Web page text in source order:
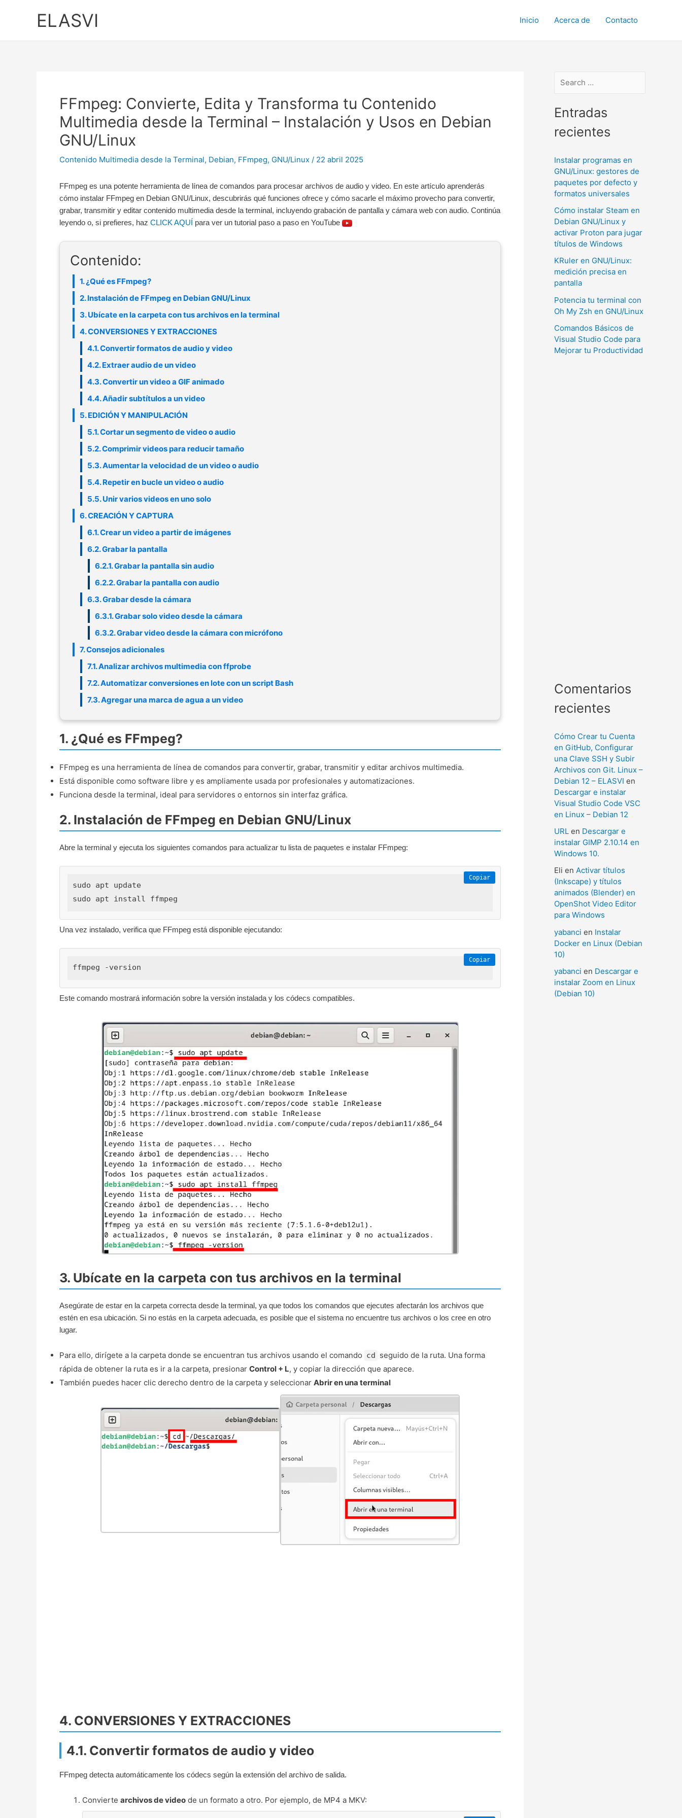
ELASVI Inicio Acerca de Contacto
FFmpeg: Convierte, Edita y Transforma tu Contenido
Multimedia desde la Terminal – Instalación y Usos en Debian
GNU/Linux
Contenido Multimedia desde la Terminal, Debian, FFmpeg, GNU/Linux / 22 abril 2025
FFmpeg es una potente herramienta de línea de comandos para procesar archivos de audio y video. En este artículo aprenderás
cómo instalar FFmpeg en Debian GNU/Linux, descubrirás qué funciones ofrece y cómo sacarle el máximo provecho para convertir,
grabar, transmitir y editar contenido multimedia desde la terminal, incluyendo grabación de pantalla y cámara web con audio. Continúa
leyendo o, si prefieres, haz CLICK AQUÍ para ver un tutorial paso a paso en YouTube
Contenido:
1. ¿Qué es FFmpeg?
2. Instalación de FFmpeg en Debian GNU/Linux
3. Ubícate en la carpeta con tus archivos en la terminal
4. CONVERSIONES Y EXTRACCIONES
4.1. Convertir formatos de audio y video
4.2. Extraer audio de un video
4.3. Convertir un video a GIF animado
4.4. Añadir subtítulos a un video
5. EDICIÓN Y MANIPULACIÓN
5.1. Cortar un segmento de video o audio
5.2. Comprimir videos para reducir tamaño
5.3. Aumentar la velocidad de un video o audio
5.4. Repetir en bucle un video o audio
5.5. Unir varios videos en uno solo
6. CREACIÓN Y CAPTURA
6.1. Crear un video a partir de imágenes
6.2. Grabar la pantalla
6.2.1. Grabar la pantalla sin audio
6.2.2. Grabar la pantalla con audio
6.3. Grabar desde la cámara
6.3.1. Grabar solo video desde la cámara
6.3.2. Grabar video desde la cámara con micrófono
7. Consejos adicionales
7.1. Analizar archivos multimedia con ffprobe
7.2. Automatizar conversiones en lote con un script Bash
7.3. Agregar una marca de agua a un video
1. ¿Qué es FFmpeg?
FFmpeg es una herramienta de línea de comandos para convertir, grabar, transmitir y editar archivos multimedia.
Está disponible como software libre y es ampliamente usada por profesionales y automatizaciones.
Funciona desde la terminal, ideal para servidores o entornos sin interfaz gráfica.
2. Instalación de FFmpeg en Debian GNU/Linux
Abre la terminal y ejecuta los siguientes comandos para actualizar tu lista de paquetes e instalar FFmpeg:
Copiar
sudo apt update
sudo apt install ffmpeg
Una vez instalado, verifica que FFmpeg está disponible ejecutando:
Copiar
ffmpeg -version
Este comando mostrará información sobre la versión instalada y los códecs compatibles.
3. Ubícate en la carpeta con tus archivos en la terminal
Asegúrate de estar en la carpeta correcta desde la terminal, ya que todos los comandos que ejecutes afectarán los archivos que
estén en esa ubicación. Si no estás en la carpeta adecuada, es posible que el sistema no encuentre tus archivos o los cree en otro
lugar.
Para ello, dirígete a la carpeta donde se encuentran tus archivos usando el comando cd seguido de la ruta. Una forma
rápida de obtener la ruta es ir a la carpeta, presionar Control + L, y copiar la dirección que aparece.
También puedes hacer clic derecho dentro de la carpeta y seleccionar Abrir en una terminal
4. CONVERSIONES Y EXTRACCIONES
4.1. Convertir formatos de audio y video
FFmpeg detecta automáticamente los códecs según la extensión del archivo de salida.
Convierte archivos de video de un formato a otro. Por ejemplo, de MP4 a MKV:
Entradas
recientes
Instalar programas en
GNU/Linux: gestores de
paquetes por defecto y
formatos universales
Cómo instalar Steam en
Debian GNU/Linux y
activar Proton para jugar
títulos de Windows
KRuler en GNU/Linux:
medición precisa en
pantalla
Potencia tu terminal con
Oh My Zsh en GNU/Linux
Comandos Básicos de
Visual Studio Code para
Mejorar tu Productividad
Comentarios
recientes
Cómo Crear tu Cuenta
en GitHub, Configurar
una Clave SSH y Subir
Archivos con Git. Linux –
Debian 12 – ELASVI en
Descargar e instalar
Visual Studio Code VSC
en Linux – Debian 12
URL en Descargar e
instalar GIMP 2.10.14 en
Windows 10.
Eli en Activar títulos
(Inkscape) y títulos
animados (Blender) en
OpenShot Video Editor
para Windows
yabanci en Instalar
Docker en Linux (Debian
10)
yabanci en Descargar e
instalar Zoom en Linux
(Debian 10)